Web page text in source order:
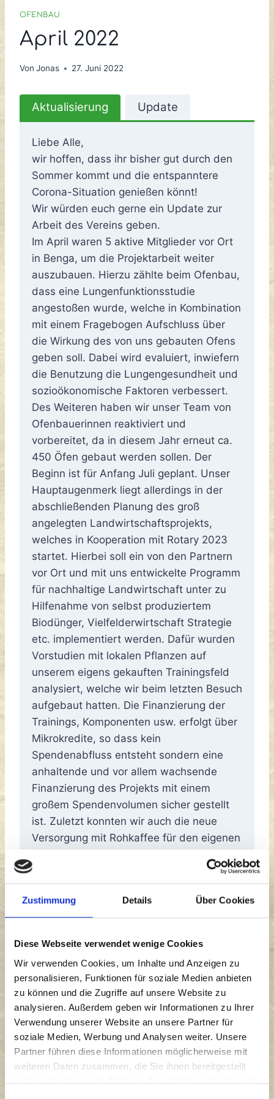
Zustimmung Details Über Cookies
Diese Webseite verwendet wenige Cookies
Wir verwenden Cookies, um Inhalte und Anzeigen zu
personalisieren, Funktionen für soziale Medien anbieten
zu können und die Zugriffe auf unsere Website zu
analysieren. Außerdem geben wir Informationen zu Ihrer
Verwendung unserer Website an unsere Partner für
soziale Medien, Werbung und Analysen weiter. Unsere
Partner führen diese Informationen möglicherweise mit
weiteren Daten zusammen, die Sie ihnen bereitgestellt
haben oder die sie im Rahmen Ihrer Nutzung der Dienste
OFENBAU
April 2022
Von Jonas 27. Juni 2022
Aktualisierung Update
Liebe Alle,
wir hoffen, dass ihr bisher gut durch den
Sommer kommt und die entspanntere
Corona-Situation genießen könnt!
Wir würden euch gerne ein Update zur
Arbeit des Vereins geben.
Im April waren 5 aktive Mitglieder vor Ort
in Benga, um die Projektarbeit weiter
auszubauen. Hierzu zählte beim Ofenbau,
dass eine Lungenfunktionsstudie
angestoßen wurde, welche in Kombination
mit einem Fragebogen Aufschluss über
die Wirkung des von uns gebauten Ofens
geben soll. Dabei wird evaluiert, inwiefern
die Benutzung die Lungengesundheit und
sozioökonomische Faktoren verbessert.
Des Weiteren haben wir unser Team von
Ofenbauerinnen reaktiviert und
vorbereitet, da in diesem Jahr erneut ca.
450 Öfen gebaut werden sollen. Der
Beginn ist für Anfang Juli geplant. Unser
Hauptaugenmerk liegt allerdings in der
abschließenden Planung des groß
angelegten Landwirtschaftsprojekts,
welches in Kooperation mit Rotary 2023
startet. Hierbei soll ein von den Partnern
vor Ort und mit uns entwickelte Programm
für nachhaltige Landwirtschaft unter zu
Hilfenahme von selbst produziertem
Biodünger, Vielfelderwirtschaft Strategie
etc. implementiert werden. Dafür wurden
Vorstudien mit lokalen Pflanzen auf
unserem eigens gekauften Trainingsfeld
analysiert, welche wir beim letzten Besuch
aufgebaut hatten. Die Finanzierung der
Trainings, Komponenten usw. erfolgt über
Mikrokredite, so dass kein
Spendenabfluss entsteht sondern eine
anhaltende und vor allem wachsende
Finanzierung des Projekts mit einem
großem Spendenvolumen sicher gestellt
ist. Zuletzt konnten wir auch die neue
Versorgung mit Rohkaffee für den eigenen
bauen wir zurzeit ebenfalls kontinuierlich
aus, da wir die Marke Tikondane als
zuverlässiges Vehikel sehen, um in
Zukunft die laufenden Kosten der Projekte
durch fest etablierte Mitarbeiterinnen
Dear all,
In April 2022, 5 active members were on
site in Benga to further expand the project
work. In the case of furnace (oven)
construction, this included initiating a lung